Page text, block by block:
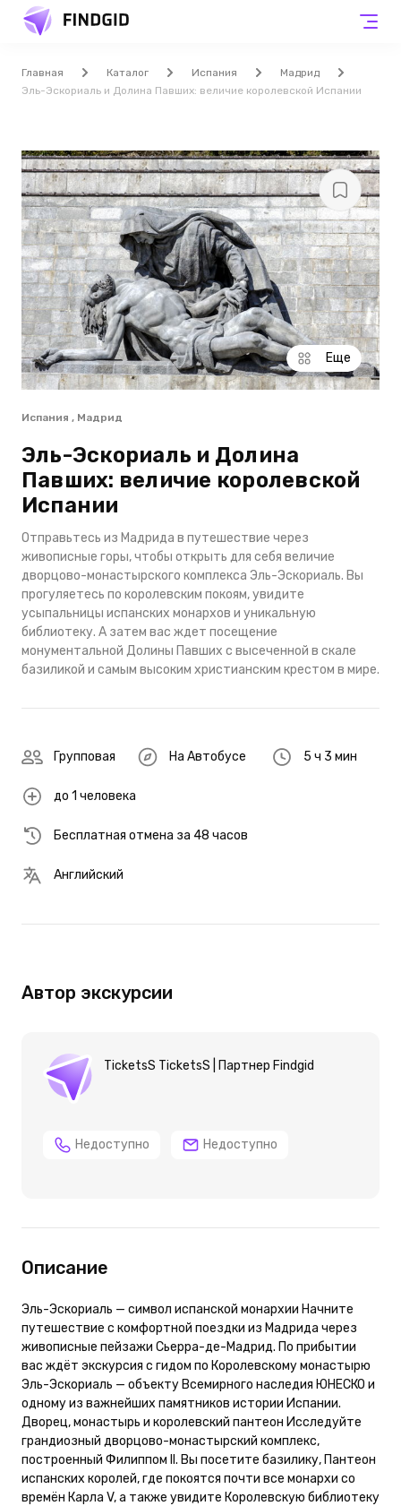
Главная Каталог Испания
Мадрид
Эль-Эскориаль и Долина Павших: величие королевской Испании
Еще
Испания , Мадрид
Эль-Эскориаль и Долина
Павших: величие королевской
Испании
Отправьтесь из Мадрида в путешествие через
живописные горы, чтобы открыть для себя величие
дворцово-монастырского комплекса Эль-Эскориаль. Вы
прогуляетесь по королевским покоям, увидите
усыпальницы испанских монархов и уникальную
библиотеку. А затем вас ждет посещение
монументальной Долины Павших с высеченной в скале
базиликой и самым высоким христианским крестом в мире.
Групповая На Автобусе 5 ч 3 мин
до 1 человека
Бесплатная отмена за 48 часов
Английский
Автор экскурсии
TicketsS TicketsS | Партнер Findgid
Недоступно Недоступно
Описание
Эль-Эскориаль — символ испанской монархии Начните
путешествие с комфортной поездки из Мадрида через
живописные пейзажи Сьерра-де-Мадрид. По прибытии
вас ждёт экскурсия с гидом по Королевскому монастырю
Эль-Эскориаль — объекту Всемирного наследия ЮНЕСКО и
одному из важнейших памятников истории Испании.
Дворец, монастырь и королевский пантеон Исследуйте
грандиозный дворцово-монастырский комплекс,
построенный Филиппом II. Вы посетите базилику, Пантеон
испанских королей, где покоятся почти все монархи со
времён Карла V, а также увидите Королевскую библиотеку